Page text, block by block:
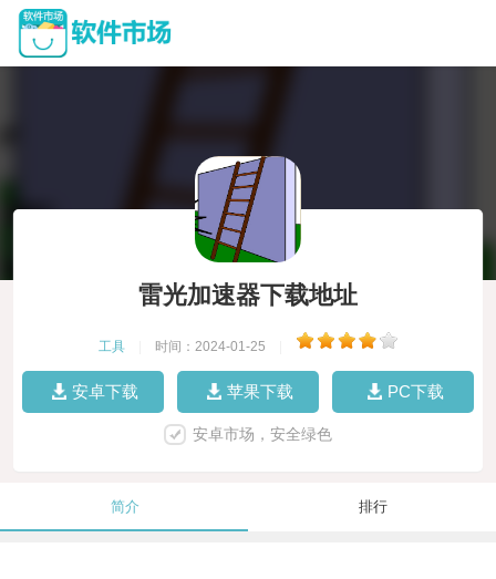
雷光加速器下载地址
工具 时间：2024-01-25
安卓下载 苹果下载 PC下载
安卓市场，安全绿色
简介 排行